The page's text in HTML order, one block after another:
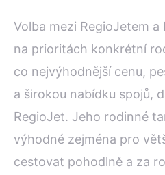
Volba mezi RegioJetem a
na prioritách konkrétní
co nejvýhodnější cenu,
a širokou nabídku spojů,
RegioJet. Jeho rodinné
výhodné zejména pro
cestovat pohodlně a za